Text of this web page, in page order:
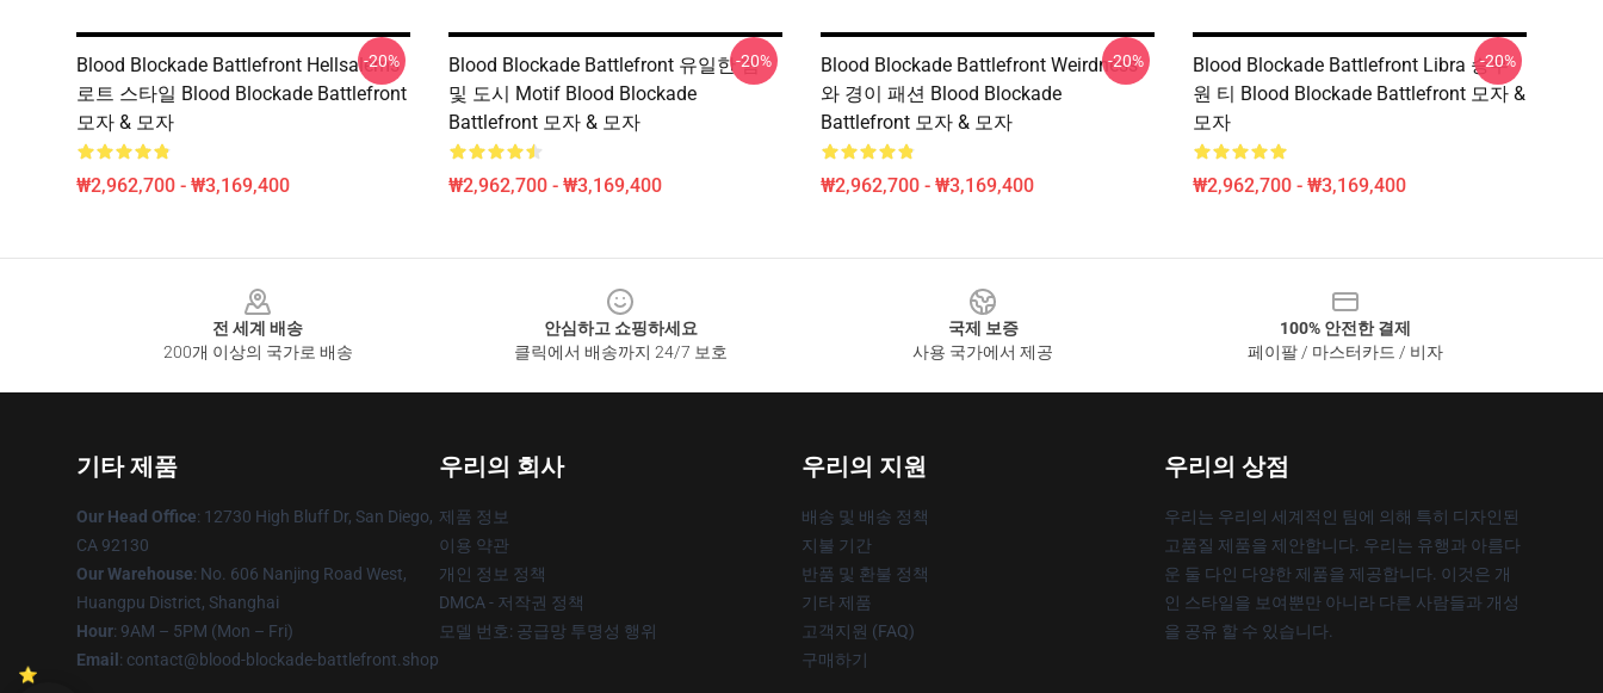
Blood Blockade Battlefront Hellsalems
로트 스타일 Blood Blockade Battlefront
모자 & 모자
₩2,962,700 - ₩3,169,400
-20%
Blood Blockade Battlefront 유일한 힘
및 도시 Motif Blood Blockade
Battlefront 모자 & 모자
₩2,962,700 - ₩3,169,400
-20%
Blood Blockade Battlefront Weirdness
와 경이 패션 Blood Blockade
Battlefront 모자 & 모자
₩2,962,700 - ₩3,169,400
-20%
Blood Blockade Battlefront Libra 승무
원 티 Blood Blockade Battlefront 모자 &
모자
₩2,962,700 - ₩3,169,400
-20%
전 세계 배송
200개 이상의 국가로 배송
안심하고 쇼핑하세요
클릭에서 배송까지 24/7 보호
국제 보증
사용 국가에서 제공
100% 안전한 결제
페이팔 / 마스터카드 / 비자
기타 제품
Our Head Office: 12730 High Bluff Dr, San Diego,
CA 92130
Our Warehouse: No. 606 Nanjing Road West,
Huangpu District, Shanghai
Hour: 9AM – 5PM (Mon – Fri)
Email : contact@blood-blockade-battlefront.shop
우리의 회사
제품 정보
이용 약관
개인 정보 정책
DMCA - 저작권 정책
모델 번호: 공급망 투명성 행위
우리의 지원
배송 및 배송 정책
지불 기간
반품 및 환불 정책
기타 제품
고객지원 (FAQ)
구매하기
우리의 상점
우리는 우리의 세계적인 팀에 의해 특히 디자인된
고품질 제품을 제안합니다. 우리는 유행과 아름다
운 둘 다인 다양한 제품을 제공합니다. 이것은 개
인 스타일을 보여뿐만 아니라 다른 사람들과 개성
을 공유 할 수 있습니다.